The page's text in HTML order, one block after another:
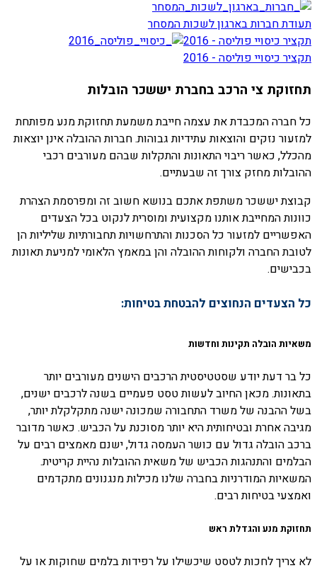
תעודת חברות בארגון לשכות המסחר
תקציר כיסויי פוליסה - 2016
תקציר כיסויי פוליסה - 2016
תחזוקת צי הרכב בחברת יששכר הובלות
כל חברה המכבדת את עצמה חייבת משמעת תחזוקת מנע מפותחת
למזעור נזקים והוצאות עתידיות גבוהות. חברות ההובלה אינן יוצאות
מהכלל, כאשר ריבוי התאונות והתקלות שבהם מעורבים רכבי
ההובלות מחזק צורך זה שבעתיים.
קבוצת יששכר משתפת אתכם בנושא חשוב זה ומפרסמת הצהרת
כוונות המחייבת אותנו מקצועית ומוסרית לנקוט בכל הצעדים
האפשריים למזעור כל הסכנות והתרחשויות תחבורתיות שליליות הן
לטובת החברה ולקוחות ההובלה והן במאמץ הלאומי למניעת תאונות
בכבישים.
כל הצעדים הנחוצים להבטחת בטיחות:
משאיות הובלה תקינות וחדשות
כל בר דעת יודע שסטטיסטית הרכבים הישנים מעורבים יותר
בתאונות. מכאן החיוב לעשות טסט פעמיים בשנה לרכבים ישנים,
בשל ההבנה של משרד התחבורה שמכונה ישנה מתקלקלת יותר,
מגיבה אחרת ובטיחותית היא יותר מסוכנת על הכביש. כאשר מדובר
ברכב הובלה גדול עם כושר העמסה גדול, ישנם מאמצים רבים על
הבלמים והתנהגות הכביש של משאית ההובלות נהיית קריטית.
המשאיות המודרניות בחברה שלנו מכילות מנגנונים מתקדמים
ואמצעי בטיחות רבים.
תחזוקת מנע והגדלת ראש
לא צריך לחכות לטסט שיכשילו על רפידות בלמים שחוקות או על